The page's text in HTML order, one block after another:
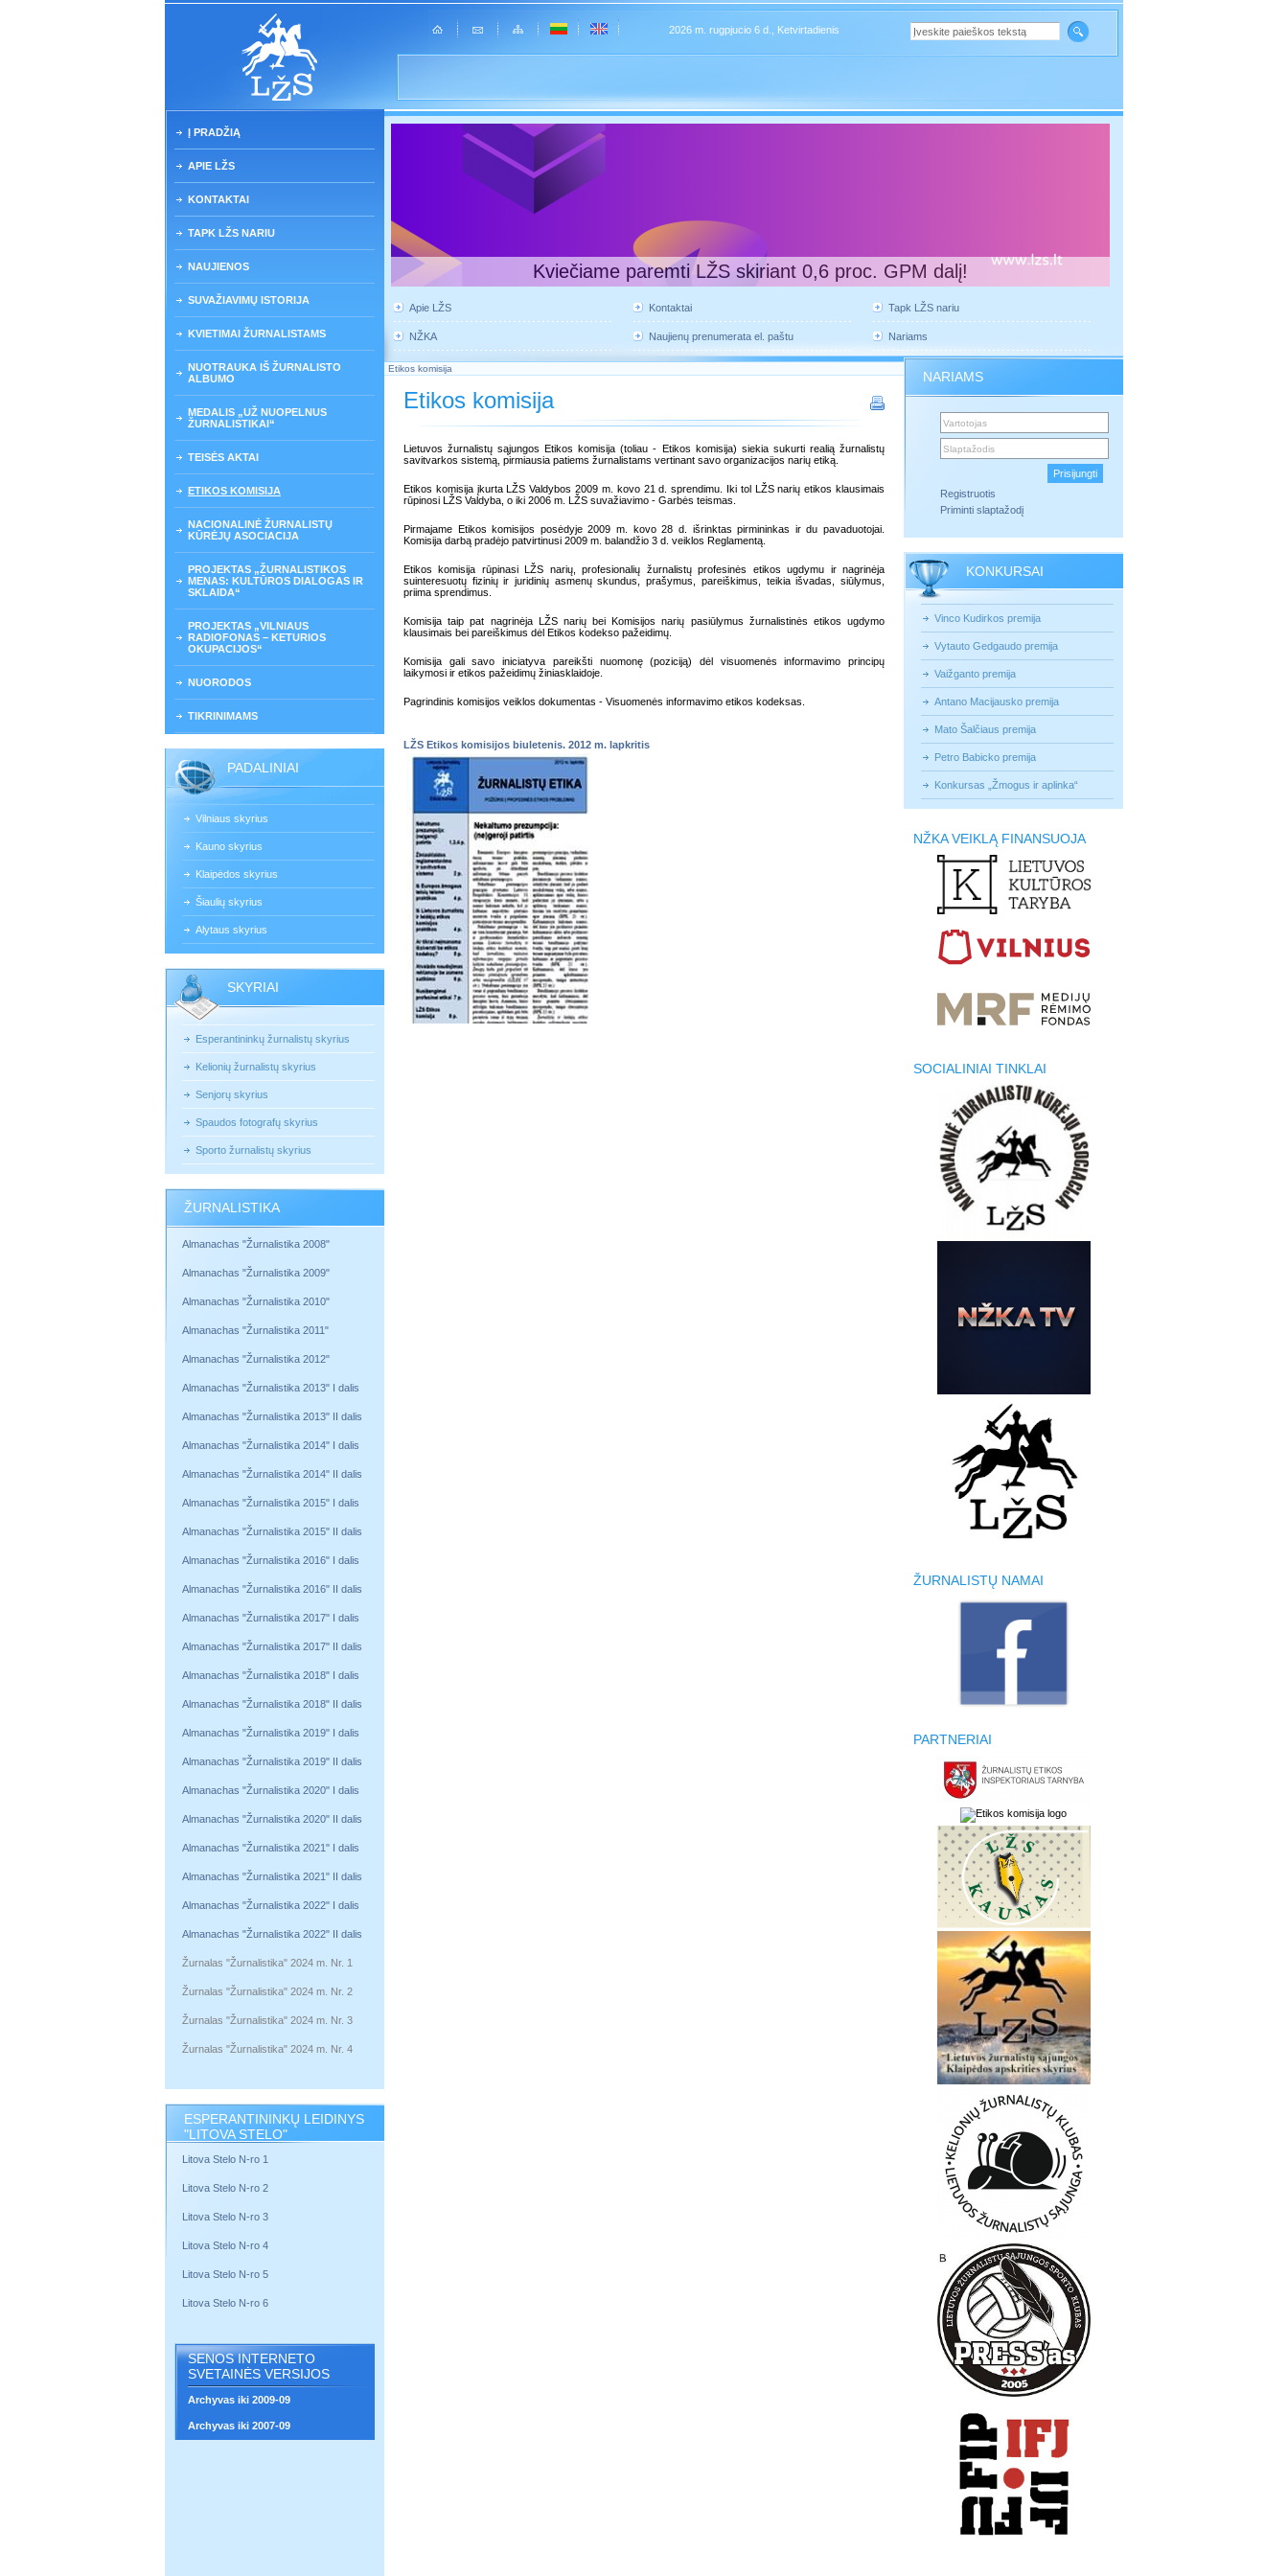
2026 m. rugpjucio 6 d., Ketvirtadienis
Į PRADŽIĄ
APIE LŽS
KONTAKTAI
TAPK LŽS NARIU
NAUJIENOS
SUVAŽIAVIMŲ ISTORIJA
KVIETIMAI ŽURNALISTAMS
NUOTRAUKA IŠ ŽURNALISTO
ALBUMO
MEDALIS „UŽ NUOPELNUS
ŽURNALISTIKAI“
TEISĖS AKTAI
ETIKOS KOMISIJA
NACIONALINĖ ŽURNALISTŲ
KŪRĖJŲ ASOCIACIJA
PROJEKTAS „ŽURNALISTIKOS
MENAS: KULTŪROS DIALOGAS IR
SKLAIDA“
PROJEKTAS „VILNIAUS
RADIOFONAS – KETURIOS
OKUPACIJOS“
NUORODOS
TIKRINIMAMS
PADALINIAI
Vilniaus skyrius
Kauno skyrius
Klaipėdos skyrius
Šiaulių skyrius
Alytaus skyrius
SKYRIAI
Esperantininkų žurnalistų skyrius
Kelionių žurnalistų skyrius
Senjorų skyrius
Spaudos fotografų skyrius
Sporto žurnalistų skyrius
ŽURNALISTIKA
Almanachas "Žurnalistika 2008"
Almanachas "Žurnalistika 2009"
Almanachas "Žurnalistika 2010"
Almanachas "Žurnalistika 2011"
Almanachas "Žurnalistika 2012"
Almanachas "Žurnalistika 2013" I dalis
Almanachas "Žurnalistika 2013" II dalis
Almanachas "Žurnalistika 2014" I dalis
Almanachas "Žurnalistika 2014" II dalis
Almanachas "Žurnalistika 2015" I dalis
Almanachas "Žurnalistika 2015" II dalis
Almanachas "Žurnalistika 2016" I dalis
Almanachas "Žurnalistika 2016" II dalis
Almanachas "Žurnalistika 2017" I dalis
Almanachas "Žurnalistika 2017" II dalis
Almanachas "Žurnalistika 2018" I dalis
Almanachas "Žurnalistika 2018" II dalis
Almanachas "Žurnalistika 2019" I dalis
Almanachas "Žurnalistika 2019" II dalis
Almanachas "Žurnalistika 2020" I dalis
Almanachas "Žurnalistika 2020" II dalis
Almanachas "Žurnalistika 2021" I dalis
Almanachas "Žurnalistika 2021" II dalis
Almanachas "Žurnalistika 2022" I dalis
Almanachas "Žurnalistika 2022" II dalis
Žurnalas "Žurnalistika" 2024 m. Nr. 1
Žurnalas "Žurnalistika" 2024 m. Nr. 2
Žurnalas "Žurnalistika" 2024 m. Nr. 3
Žurnalas "Žurnalistika" 2024 m. Nr. 4
ESPERANTININKŲ LEIDINYS
"LITOVA STELO"
Litova Stelo N-ro 1
Litova Stelo N-ro 2
Litova Stelo N-ro 3
Litova Stelo N-ro 4
Litova Stelo N-ro 5
Litova Stelo N-ro 6
SENOS INTERNETO
SVETAINĖS VERSIJOS
Archyvas iki 2009-09
Archyvas iki 2007-09
Kviečiame paremti LŽS skiriant 0,6 proc. GPM dalį!
Apie LŽS Kontaktai Tapk LŽS nariu
NŽKA Naujienų prenumerata el. paštu Nariams
Etikos komisija
Etikos komisija
Lietuvos žurnalistų sąjungos Etikos komisija (toliau - Etikos komisija) siekia sukurti realią žurnalistų
savitvarkos sistemą, pirmiausia patiems žurnalistams vertinant savo organizacijos narių etiką.
Etikos komisija įkurta LŽS Valdybos 2009 m. kovo 21 d. sprendimu. Iki tol LŽS narių etikos klausimais
rūpinosi LŽS Valdyba, o iki 2006 m. LŽS suvažiavimo - Garbės teismas.
Pirmajame Etikos komisijos posėdyje 2009 m. kovo 28 d. išrinktas pirmininkas ir du pavaduotojai.
Komisija darbą pradėjo patvirtinusi 2009 m. balandžio 3 d. veiklos Reglamentą.
Etikos komisija rūpinasi LŽS narių, profesionalių žurnalistų profesinės etikos ugdymu ir nagrinėja
suinteresuotų fizinių ir juridinių asmenų skundus, prašymus, pareiškimus, teikia išvadas, siūlymus,
priima sprendimus.
Komisija taip pat nagrinėja LŽS narių bei Komisijos narių pasiūlymus žurnalistinės etikos ugdymo
klausimais bei pareiškimus dėl Etikos kodekso pažeidimų.
Komisija gali savo iniciatyva pareikšti nuomonę (poziciją) dėl visuomenės informavimo principų
laikymosi ir etikos pažeidimų žiniasklaidoje.
Pagrindinis komisijos veiklos dokumentas - Visuomenės informavimo etikos kodeksas.
LŽS Etikos komisijos biuletenis. 2012 m. lapkritis
NARIAMS
Registruotis
Priminti slaptažodį
KONKURSAI
Vinco Kudirkos premija
Vytauto Gedgaudo premija
Vaižganto premija
Antano Macijausko premija
Mato Šalčiaus premija
Petro Babicko premija
Konkursas „Žmogus ir aplinka“
NŽKA VEIKLĄ FINANSUOJA
SOCIALINIAI TINKLAI
ŽURNALISTŲ NAMAI
PARTNERIAI